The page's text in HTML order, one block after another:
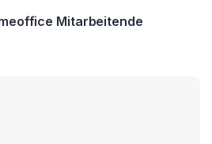
Mitarbeitende